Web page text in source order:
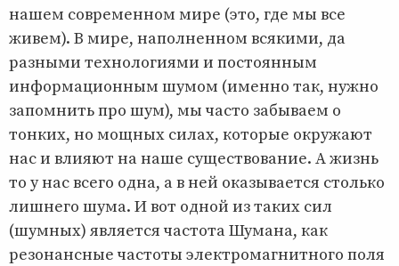
нашем современном мире (это, где мы все
живем). В мире, наполненном всякими, да
разными технологиями и постоянным
информационным шумом (именно так, нужно
запомнить про шум), мы часто забываем о
тонких, но мощных силах, которые окружают
нас и влияют на наше существование. А жизнь
то у нас всего одна, а в ней оказывается столько
лишнего шума. И вот одной из таких сил
(шумных) является частота Шумана, как
резонансные частоты электромагнитного поля